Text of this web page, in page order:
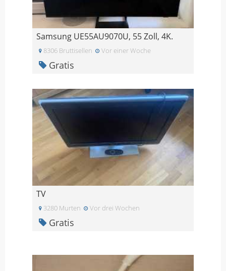
Samsung UE55AU9070U, 55 Zoll, 4K.
8306 Bruttisellen Vor einer Woche
Gratis
TV
3280 Murten Vor drei Wochen
Gratis